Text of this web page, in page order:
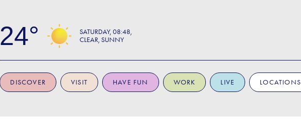
24 SATURDAY 08:48
CLEAR, SUNNY
DISCOVER VISIT HAVE FUN WORK LIVE LOCATIONS